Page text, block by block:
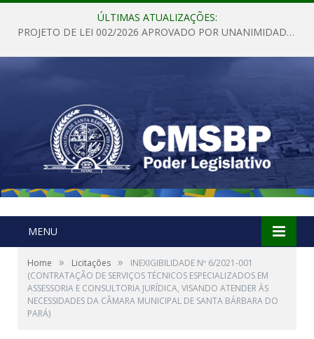
ÚLTIMAS ATUALIZAÇÕES:
PROJETO DE LEI 002/2026 APROVADO POR UNANIMIDADE EM SESSÃO ORDINÁRIA NESTA QUINTA – FEIRA 28 DE MAIO DE 2026
MENU
Home » Licitações »
INEXIGIBILIDADE Nº 6/2021-001
(CONTRATAÇÃO DE SERVIÇOS TÉCNICOS ESPECIALIZADOS EM
ASSESSORIA E CONSULTORIA JURÍDICA, VISANDO ATENDER ÀS
NECESSIDADES DA CÂMARA MUNICIPAL DE SANTA BÁRBARA DO
PARÁ)